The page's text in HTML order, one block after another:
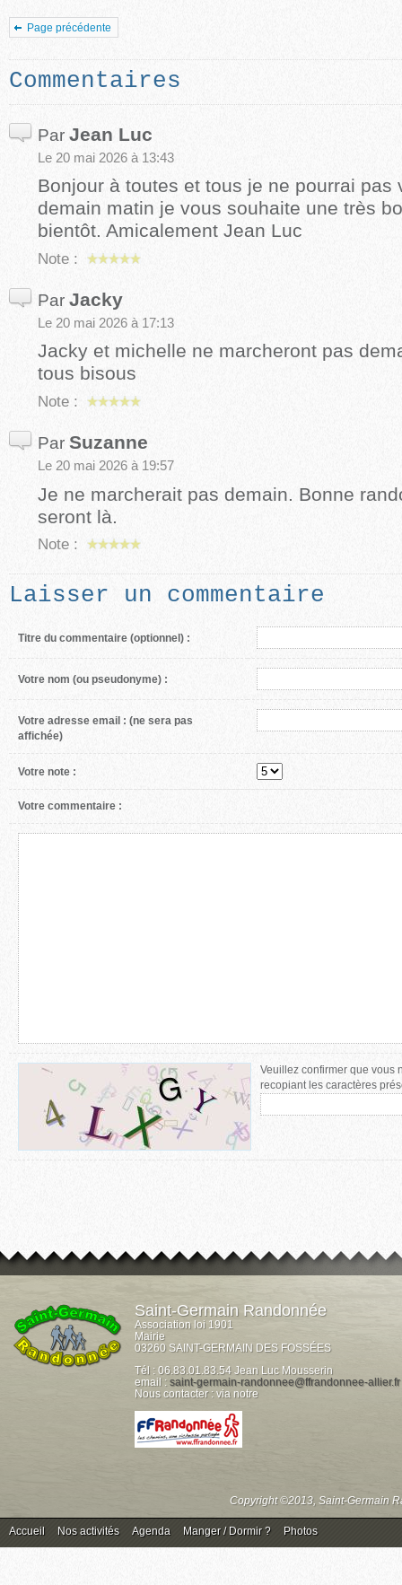
Page précédente
Commentaires
Par Jean Luc
Le 20 mai 2026 à 13:43
Bonjour à toutes et tous je ne pourrai pas
demain matin je vous souhaite une très
bientôt. Amicalement Jean Luc
Note :
Par Jacky
Le 20 mai 2026 à 17:13
Jacky et michelle ne marcheront pas
tous bisous
Note :
Par Suzanne
Le 20 mai 2026 à 19:57
Je ne marcherait pas demain. Bonne
seront là.
Note :
Laisser un commentaire
Titre du commentaire (optionnel) :
Votre nom (ou pseudonyme) :
Votre adresse email : (ne sera pas
affichée)
Votre note :
Votre commentaire :
Veuillez confirmer que vous
recopiant les caractères
Saint-Germain Randonnée
Association loi 1901
Mairie
03260 SAINT-GERMAIN DES FOSSÉES
Tél : 06.83.01.83.54 Jean Luc Mousserin
email : saint-germain-randonnee@ffrandonnee-allier.fr
Nous contacter : via notre
Copyright ©2013, Saint-Germain
Accueil Nos activités Agenda Manger / Dormir ? Photos